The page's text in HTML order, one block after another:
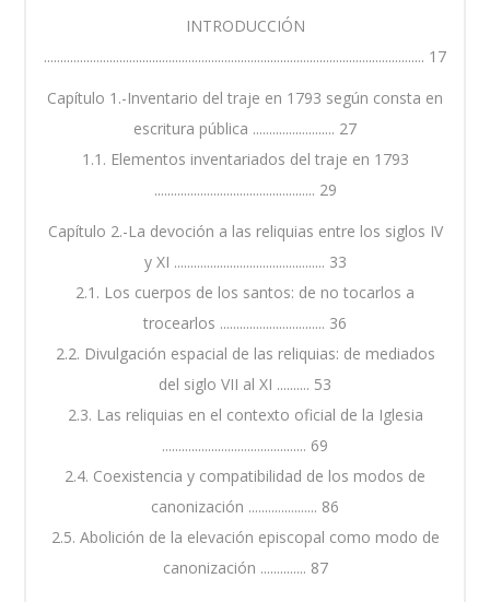
INTRODUCCIÓN
.................................................................................................................... 17
Capítulo 1.-Inventario del traje en 1793 según consta en
escritura pública ......................... 27
1.1. Elementos inventariados del traje en 1793
................................................. 29
Capítulo 2.-La devoción a las reliquias entre los siglos IV
y XI .............................................. 33
2.1. Los cuerpos de los santos: de no tocarlos a
trocearlos ................................ 36
2.2. Divulgación espacial de las reliquias: de mediados
del siglo VII al XI .......... 53
2.3. Las reliquias en el contexto oficial de la Iglesia
............................................ 69
2.4. Coexistencia y compatibilidad de los modos de
canonización ..................... 86
2.5. Abolición de la elevación episcopal como modo de
canonización .............. 87